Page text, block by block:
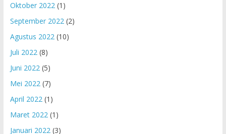
Oktober 2022(1)
September 2022(2)
Agustus 2022(10)
Juli 2022(8)
Juni 2022(5)
Mei 2022(7)
April 2022(1)
Maret 2022(1)
Januari 2022(3)